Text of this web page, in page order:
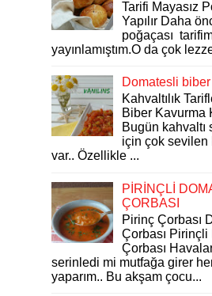
Tarifi Mayasız
Yapılır Daha
poğaçası
yayınlamıştım.O da çok
Domatesli
Kahvaltılık
Biber Kavurma
Bugün kahvaltı
için çok sevilen
var.. Özellikle ...
PİRİNÇLİ
ÇORBASI
Pirinç Çorbası
Çorbası
Çorbası
serinledi mi mutfağa girer
yaparım.. Bu akşam çocu...